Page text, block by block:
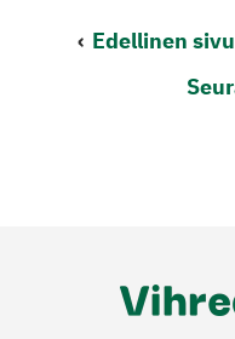
Edellinen sivu